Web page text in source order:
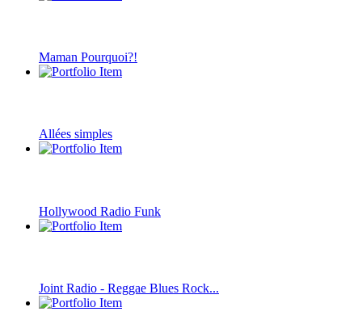
Maman Pourquoi?!
Allées simples
Hollywood Radio Funk
Joint Radio - Reggae Blues Rock...